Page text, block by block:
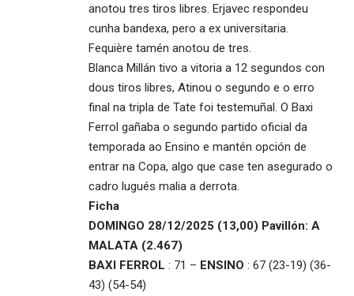
anotou tres tiros libres. Erjavec respondeu
cunha bandexa, pero a ex universitaria.
Fequière tamén anotou de tres.
Blanca Millán tivo a vitoria a 12 segundos con
dous tiros libres, Atinou o segundo e o erro
final na tripla de Tate foi testemuñal. O Baxi
Ferrol gañaba o segundo partido oficial da
temporada ao Ensino e mantén opción de
entrar na Copa, algo que case ten asegurado o
cadro lugués malia a derrota.
Ficha
DOMINGO 28/12/2025 (13,00) Pavillón: A
MALATA (2.467)
BAXI FERROL : 71 – ENSINO : 67 (23-19) (36-
43) (54-54)